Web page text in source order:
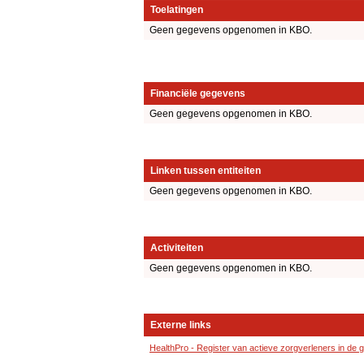
Toelatingen
Geen gegevens opgenomen in KBO.
Financiële gegevens
Geen gegevens opgenomen in KBO.
Linken tussen entiteiten
Geen gegevens opgenomen in KBO.
Activiteiten
Geen gegevens opgenomen in KBO.
Externe links
HealthPro - Register van actieve zorgverleners in de